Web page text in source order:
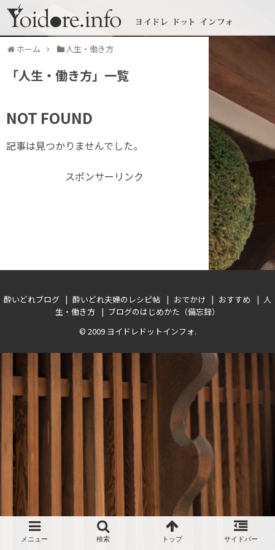
ホーム 人生・働き方
「人生・働き方」 一覧
NOT FOUND
記事は見つかりませんでした。
スポンサーリンク
酔いどれブログ 酔いどれ夫婦のレシピ帖 おでかけ おすすめ
人
生・働き方
ブログのはじめかた（備忘録）
© 2009 ヨイドレドットインフォ.